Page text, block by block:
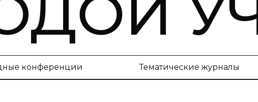
конференции Тематические журналы